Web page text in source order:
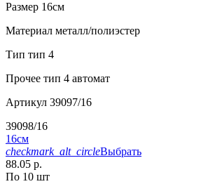
Размер 16см
Материал металл/полиэстер
Тип тип 4
Прочее тип 4 автомат
Артикул 39097/16
39098/16
16см
checkmark_alt_circleВыбрать
88.05 р.
По 10 шт